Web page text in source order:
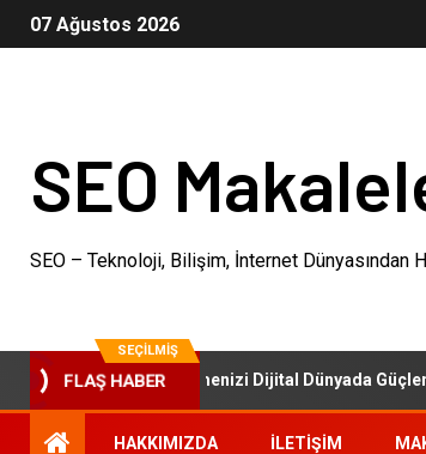
07 Ağustos 2026
SEO
SEO – Teknoloji, Bilişim, İnternet Dünyasından
SEÇILMIŞ
FLAŞ HABER
SEO Paketleri: İşletmenizi Dijital Dünyada
HAKKIMIZDA İLETIŞIM